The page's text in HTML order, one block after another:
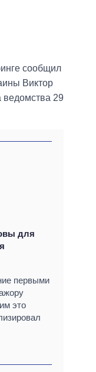
сообщил
Виктор
ведомства 29
для
первыми
это